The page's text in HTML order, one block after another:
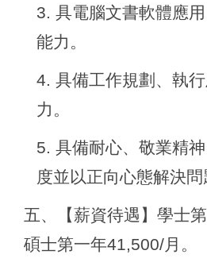
3. 具電腦文書軟體應
能力。
4. 具備工作規劃、執
力。
5. 具備耐心、敬業精
度並以正向心態解決問
五、【薪資待遇】學士
碩士第一年41,500/月。